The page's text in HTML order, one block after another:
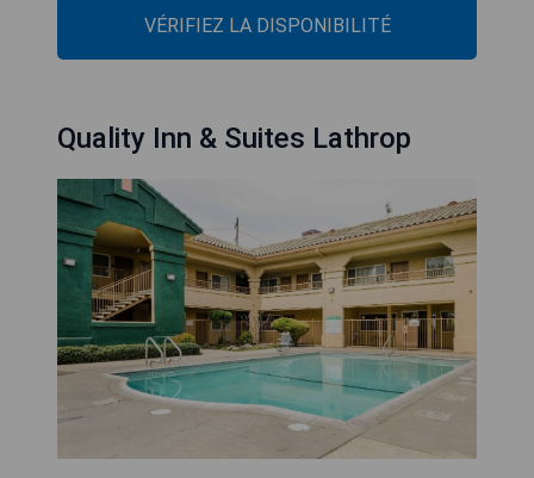
VÉRIFIEZ LA DISPONIBILITÉ
Quality Inn & Suites Lathrop